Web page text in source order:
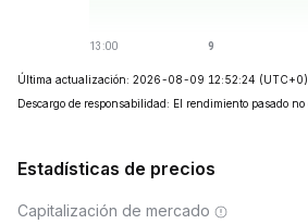
Última actualización: 2026-08-09 12:52:24 (UTC+0)
Descargo de responsabilidad: El rendimiento pasado
Estadísticas de precios
Capitalización de mercado